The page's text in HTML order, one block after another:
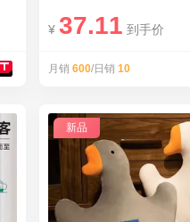
¥ 37.11 到手价
月销 600/日销 10
新品